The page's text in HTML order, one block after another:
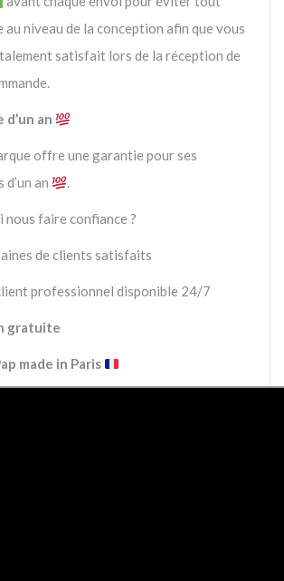
au niveau de la conception afin que vous
satisfait lors de la réception de
an
offre une garantie pour ses
an
.
nous faire confiance ?
de clients satisfaits
professionnel disponible 24/7
gratuite
made in Paris